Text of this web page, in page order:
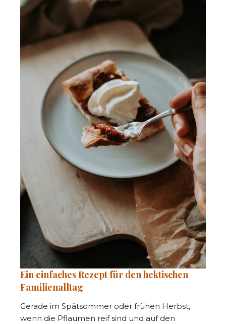
Ein einfaches Rezept für den hektischen
Familienalltag
Gerade im Spätsommer oder frühen Herbst,
wenn die Pflaumen reif sind und auf den